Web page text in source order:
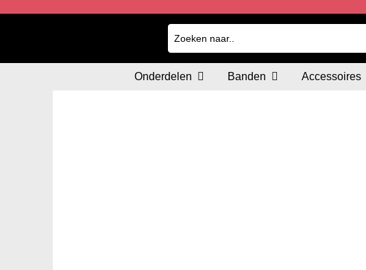
Onderdelen Banden Accessoires